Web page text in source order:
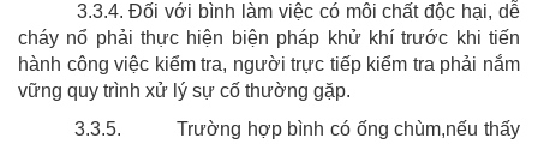
3.3.4. Đối với bình làm việc có môi chất độc hại, dễ
cháy nổ phải thực hiện biện pháp khử khí trước khi tiến
hành công việc kiểm tra, người trực tiếp kiểm tra phải nắm
vững quy trình xử lý sự cố thường gặp.
3.3.5. Trường hợp bình có ống chùm,nếu thấy